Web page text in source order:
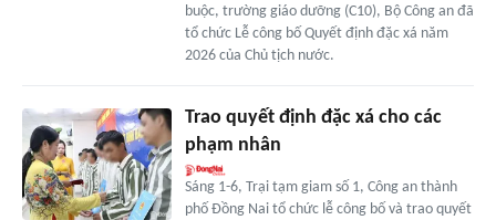
buộc, trường giáo dưỡng (C10), Bộ Công an đã
tổ chức Lễ công bố Quyết định đặc xá năm
2026 của Chủ tịch nước.
Trao quyết định đặc xá cho các
phạm nhân
Sáng 1-6, Trại tạm giam số 1, Công an thành
phố Đồng Nai tổ chức lễ công bố và trao quyết